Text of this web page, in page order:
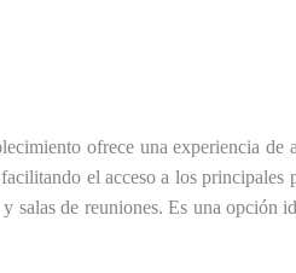
ofrece una experiencia de
el acceso a los
salas de reuniones. Es una opción